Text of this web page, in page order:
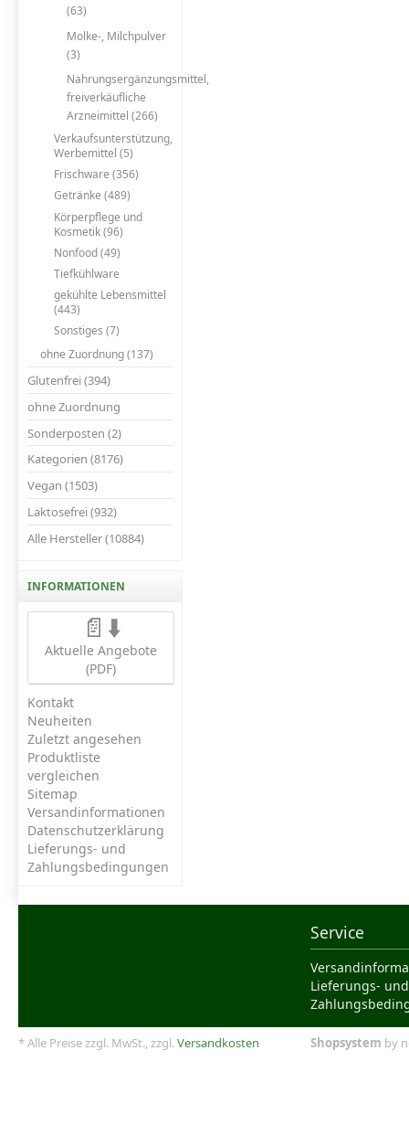
(63)
Molke-, Milchpulver
(3)
Nahrungsergänzungsmittel,
freiverkäufliche
Arzneimittel (266)
Verkaufsunterstützung,
Werbemittel (5)
Frischware (356)
Getränke (489)
Körperpflege und
Kosmetik (96)
Nonfood (49)
Tiefkühlware
gekühlte Lebensmittel
(443)
Sonstiges (7)
ohne Zuordnung (137)
Glutenfrei (394)
ohne Zuordnung
Sonderposten (2)
Kategorien (8176)
Vegan (1503)
Laktosefrei (932)
Alle Hersteller (10884)
INFORMATIONEN
📄⬇️
Aktuelle Angebote
(PDF)
Kontakt
Neuheiten
Zuletzt angesehen
Produktliste
vergleichen
Sitemap
Versandinformationen
Datenschutzerklärung
Lieferungs- und
Zahlungsbedingungen
Service
Lieferungs- und
* Alle Preise zzgl. MwSt., zzgl.Versandkosten Shopsystem by